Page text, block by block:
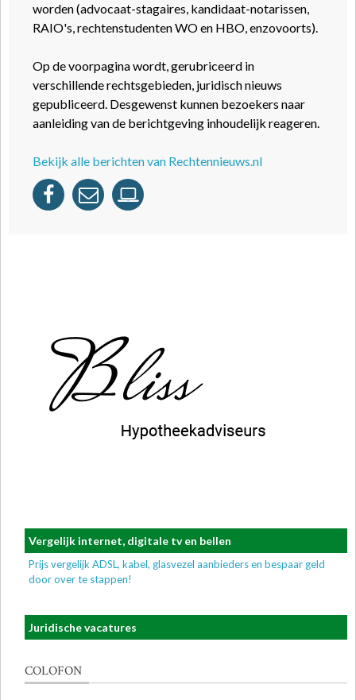
worden (advocaat-stagaires, kandidaat-notarissen,
RAIO's, rechtenstudenten WO en HBO, enzovoorts).
Op de voorpagina wordt, gerubriceerd in
verschillende rechtsgebieden, juridisch nieuws
gepubliceerd. Desgewenst kunnen bezoekers naar
aanleiding van de berichtgeving inhoudelijk reageren.
Bekijk alle berichten van Rechtennieuws.nl
Vergelijk internet, digitale tv en bellen
Prijs vergelijk ADSL, kabel, glasvezel aanbieders en bespaar geld
door over te stappen!
Juridische vacatures
COLOFON